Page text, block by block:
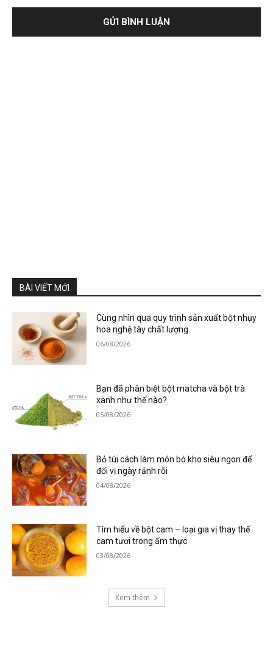
BÀI VIẾT MỚI
Cùng nhìn qua quy trình sản xuất bột nhụy
hoa nghệ tây chất lượng
06/08/2026
Bạn đã phân biệt bột matcha và bột trà
xanh như thế nào?
05/08/2026
Bỏ túi cách làm món bò kho siêu ngon để
đổi vị ngày rảnh rỗi
04/08/2026
Tìm hiểu về bột cam – loại gia vị thay thế
cam tươi trong ẩm thực
03/08/2026
Xem thêm